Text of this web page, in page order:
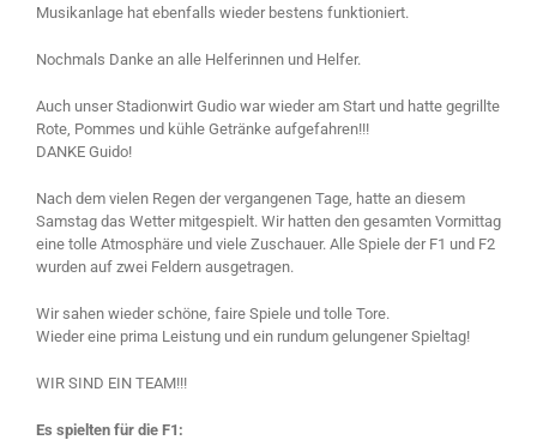
Musikanlage hat ebenfalls wieder bestens funktioniert.
Nochmals Danke an alle Helferinnen und Helfer.
Auch unser Stadionwirt Gudio war wieder am Start und hatte gegrillte
Rote, Pommes und kühle Getränke aufgefahren!!!
DANKE Guido!
Nach dem vielen Regen der vergangenen Tage, hatte an diesem
Samstag das Wetter mitgespielt. Wir hatten den gesamten Vormittag
eine tolle Atmosphäre und viele Zuschauer. Alle Spiele der F1 und F2
wurden auf zwei Feldern ausgetragen.
Wir sahen wieder schöne, faire Spiele und tolle Tore.
Wieder eine prima Leistung und ein rundum gelungener Spieltag!
WIR SIND EIN TEAM!!!
Es spielten für die F1: